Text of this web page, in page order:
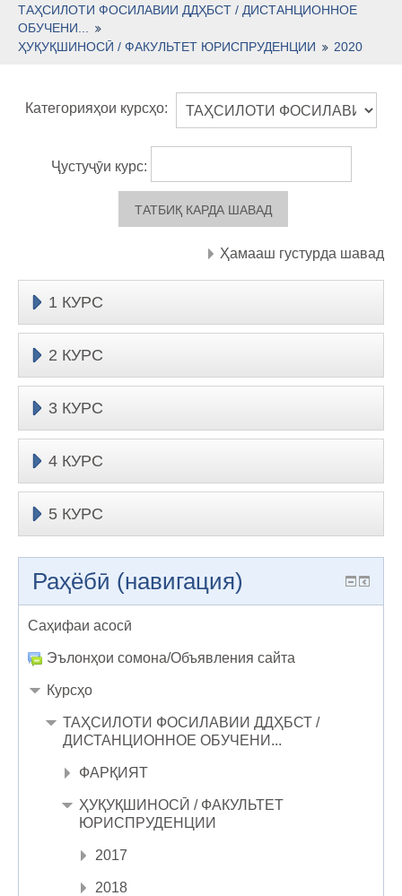
ТАҲСИЛОТИ ФОСИЛАВИИ ДДҲБСТ / ДИСТАНЦИОННОЕ
ОБУЧЕНИ...
ҲУҚУҚШИНОСӢ / ФАКУЛЬТЕТ ЮРИСПРУДЕНЦИИ
2020
Категорияҳои курсҳо:
Ҷустуҷӯи курс:
Ҳамааш густурда шавад
1 КУРС
2 КУРС
3 КУРС
4 КУРС
5 КУРС
Раҳёбӣ (навигация)
Саҳифаи асосӣ
Эълонҳои сомона/Объявления сайта
Курсҳо
ТАҲСИЛОТИ ФОСИЛАВИИ ДДҲБСТ /
ДИСТАНЦИОННОЕ ОБУЧЕНИ...
ФАРҚИЯТ
ҲУҚУҚШИНОСӢ / ФАКУЛЬТЕТ
ЮРИСПРУДЕНЦИИ
2017
2018